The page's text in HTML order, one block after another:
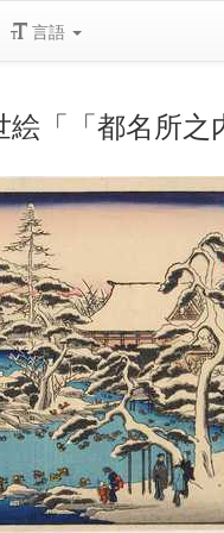
言語
「「都名所之